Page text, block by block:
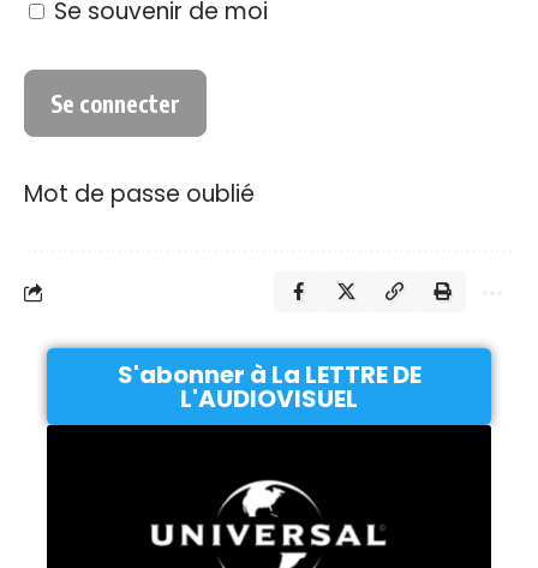
Se souvenir de moi
Mot de passe oublié
S'abonner à La LETTRE DE
L'AUDIOVISUEL